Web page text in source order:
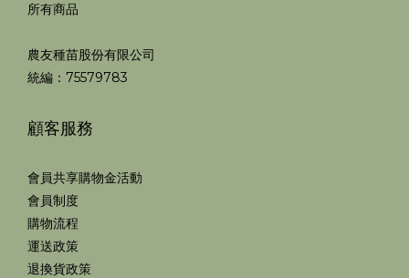
所有商品
農友種苗股份有限公司
統編：75579783
顧客服務
會員共享購物金活動
會員制度
購物流程
運送政策
退換貨政策